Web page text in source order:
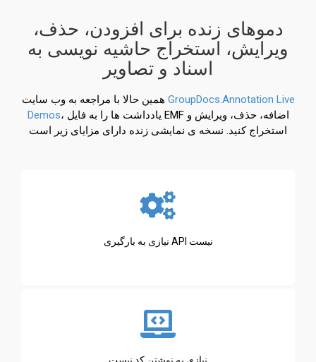
دموهای زنده برای افزودن، حذف،
ویرایش، استخراج حاشیه نویسی به
اسناد و تصاویر
GroupDocs.Annotation Live
Demos، یادداشت ها را به فایل EMF اضافه، حذف، ویرایش و
استخراج کنید. نسخه ی نمایشی زنده دارای مزایای زیر است
نیازی به بارگیری API نیست